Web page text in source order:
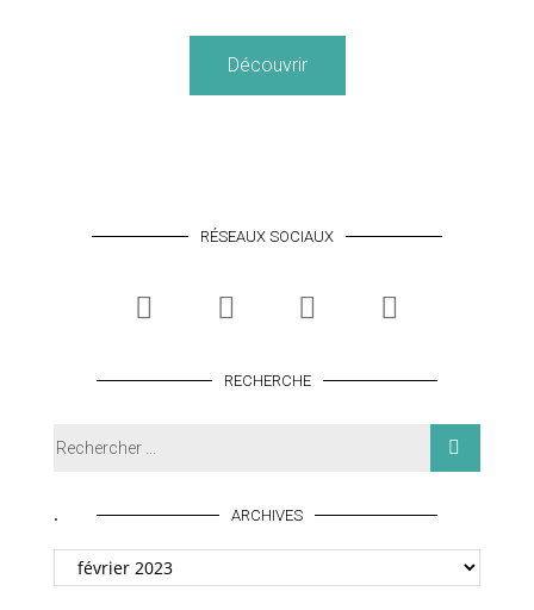
Découvrir
RÉSEAUX SOCIAUX
RECHERCHE
ARCHIVES
.